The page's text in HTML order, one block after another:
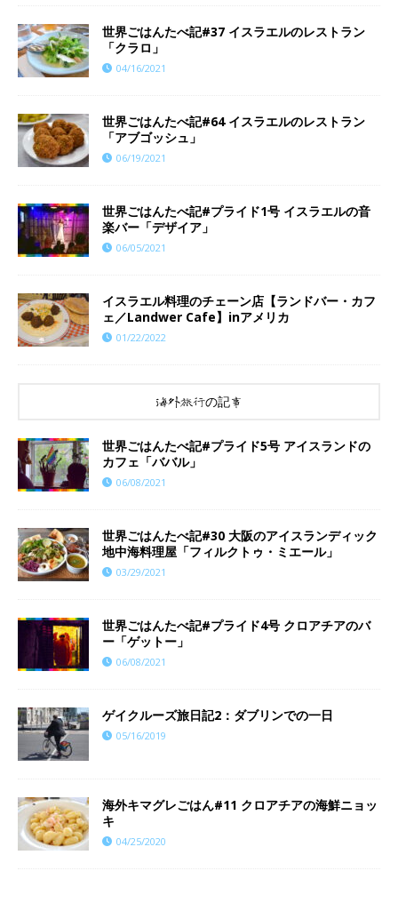
世界ごはんたべ記#37 イスラエルのレストラン
「クラロ」
04/16/2021
世界ごはんたべ記#64 イスラエルのレストラン
「アブゴッシュ」
06/19/2021
世界ごはんたべ記#プライド1号 イスラエルの音
楽バー「デザイア」
06/05/2021
イスラエル料理のチェーン店【ランドバー・カフ
ェ／Landwer Cafe】inアメリカ
01/22/2022
海外旅行の記事
世界ごはんたべ記#プライド5号 アイスランドの
カフェ「ババル」
06/08/2021
世界ごはんたべ記#30 大阪のアイスランディック
地中海料理屋「フィルクトゥ・ミエール」
03/29/2021
世界ごはんたべ記#プライド4号 クロアチアのバ
ー「ゲットー」
06/08/2021
ゲイクルーズ旅日記2：ダブリンでの一日
05/16/2019
海外キマグレごはん#11 クロアチアの海鮮ニョッ
キ
04/25/2020